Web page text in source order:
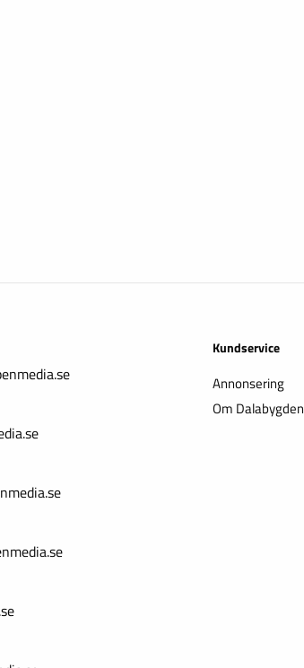
Kundservice
Annonsering
Om Dalabygden